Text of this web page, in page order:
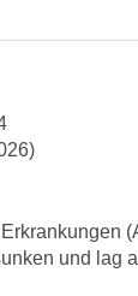
und lag